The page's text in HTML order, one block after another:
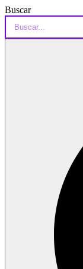
Buscar